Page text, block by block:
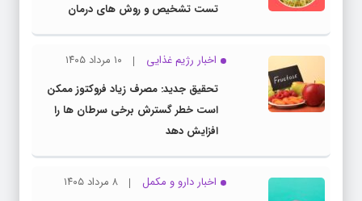
تست تشخیص و روش های درمان
اخبار رژیم غذایی
۱۰ مرداد ۱۴۰۵
تحقیق جدید: مصرف زیاد فروکتوز ممکن
است خطر گسترش برخی سرطان ها را
افزایش دهد
اخبار دارو و مکمل
۸ مرداد ۱۴۰۵